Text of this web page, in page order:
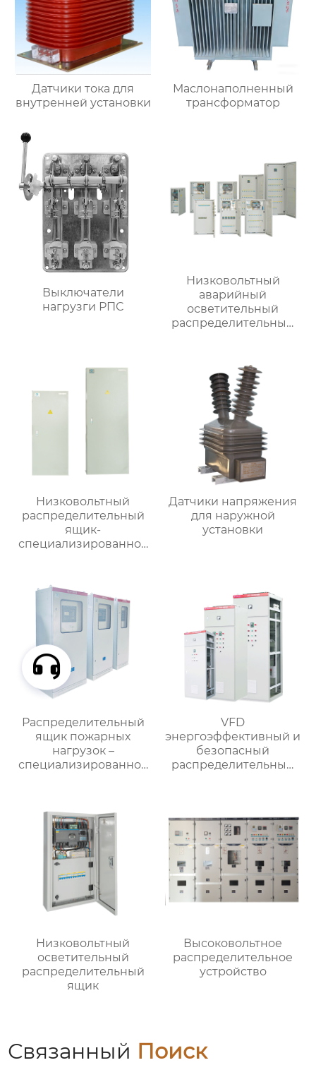
Датчики тока для
внутренней установки
Маслонаполненный
трансформатор
Выключатели
нагрузги РПС
Низковольтный
аварийный
осветительный
распределительный
Низковольтный
распределительный
ящик-
специализированное
Датчики напряжения
для наружной
установки
Распределительный
ящик пожарных
нагрузок –
специализированное
VFD
энергоэффективный и
безопасный
распределительный
Низковольтный
осветительный
распределительный
ящик
Высоковольтное
распределительное
устройство
Связанный Поиск